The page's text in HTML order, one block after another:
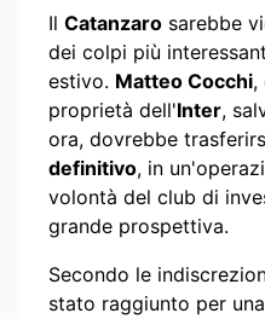
Il Catanzaro sarebbe
dei colpi più
estivo. Matteo Cocchi,
proprietà dell'Inter,
ora, dovrebbe
definitivo, in
volontà del club di
grande prospettiva.
Secondo le
stato raggiunto per